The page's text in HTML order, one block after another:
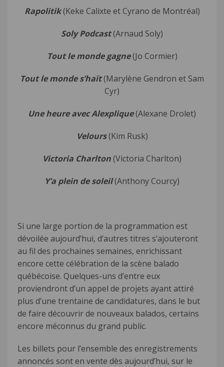
Rapolitik(Keke Calixte et Cyrano de Montréal)
Soly Podcast(Arnaud Soly)
Tout le monde gagne(Jo Cormier)
Tout le monde s’haït(Marylène Gendron et Sam
Cyr)
Une heure avec Alexplique(Alexane Drolet)
Velours(Kim Rusk)
Victoria Charlton(Victoria Charlton)
Y’a plein de soleil(Anthony Courcy)
Si une large portion de la programmation est
dévoilée aujourd’hui, d’autres titres s’ajouteront
au fil des prochaines semaines, enrichissant
encore cette célébration de la scène balado
québécoise. Quelques-uns d’entre eux
proviendront d’un appel de projets ayant attiré
plus d’une trentaine de candidatures, dans le but
de faire découvrir de nouveaux balados, certains
encore méconnus du grand public.
Les billets pour l’ensemble des enregistrements
annoncés sont en vente dès aujourd’hui, sur le